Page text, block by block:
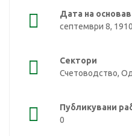
Дата на
септември 8, 1910
Сектори
Счетоводство,
Публикувани
0